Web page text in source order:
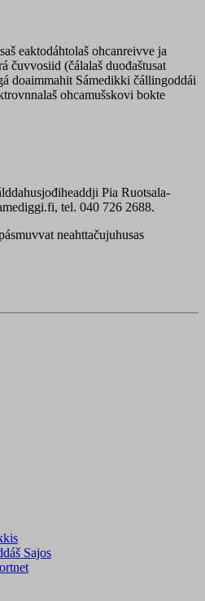
eaktodáhtolaš ohcanreivve ja
čuvvosiid (čálalaš duođaštusat
doaimmahit Sámedikki čállingoddái
ohcamušskovi bokte
Pia Ruotsala-
tel. 040 726 2688.
neahttačujuhusas
Sajos